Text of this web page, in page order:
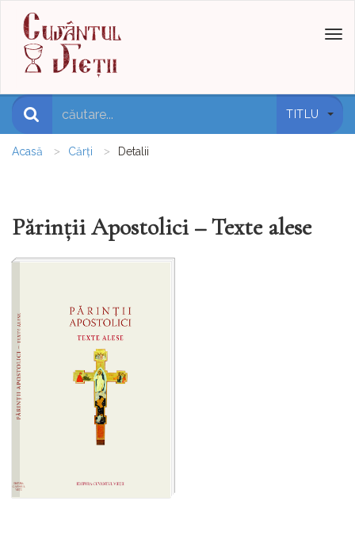
TITLU
Acasă Cărți Detalii
Părinții Apostolici – Texte alese